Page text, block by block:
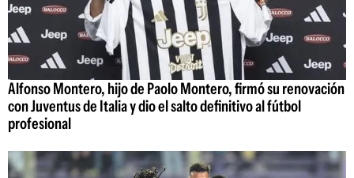
Alfonso Montero, hijo de Paolo Montero, firmó su renovación
con Juventus de Italia y dio el salto definitivo al fútbol
profesional